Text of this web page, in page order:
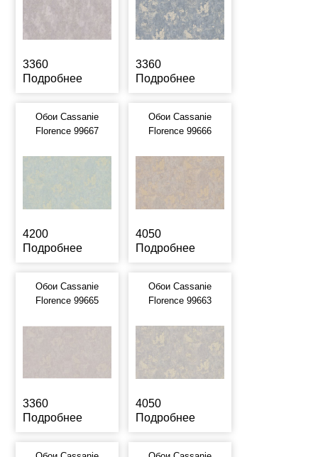
3360
Подробнее
3360
Подробнее
Обои Cassanie
Florence 99667
4200
Подробнее
Обои Cassanie
Florence 99666
4050
Подробнее
Обои Cassanie
Florence 99665
3360
Подробнее
Обои Cassanie
Florence 99663
4050
Подробнее